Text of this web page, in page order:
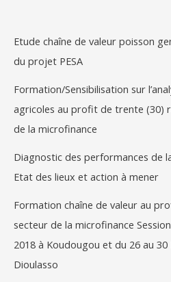
c
h
e
Etude chaîne de valeur poisson
du projet PESA
Formation/Sensibilisation sur
agricoles au profit de trente (30)
de la microfinance
Diagnostic des performances de
Etat des lieux et action à mener
Formation chaîne de valeur au
secteur de la microfinance
2018 à Koudougou et du 26 au
Dioulasso